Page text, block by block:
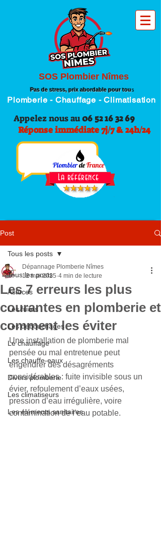
SOS Plombier Nîmes
Pas de stress, prix abordable pour tous
Plomberie - Chauffage - Climatisation
Appelez nous au06 52 16 32 69
Réponse immédiate 7j/7 & 24h/24
PlombierdeFrance
La référence
Post
Tous les posts
Astuces
Les fuites
Les débouchages
Le chauffage
Les chauffe-eaux
Divers plomberie
Les climatiseurs
Les éléments sanitaires
Tous les posts
Les 7 erreurs les plus
courantes en plomberie et
comment les éviter
Dépannage Plomberie Nîmes
12 mai 2025 4 min de lecture
Une installation de plomberie mal
pensée ou mal entretenue peut
engendrer des désagréments
considérables : fuite invisible sous un
évier, refoulement d’eaux usées,
pression d’eau irrégulière, voire
contamination de l’eau potable.